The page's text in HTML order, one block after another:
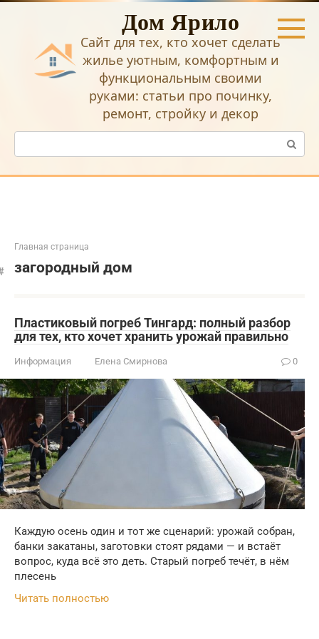
Перейти
Дом Ярило
Сайт для тех, кто хочет сделать
жилье уютным, комфортным и
функциональным своими
руками: статьи про починку,
ремонт, стройку и декор
Поиск:
Главная страница
загородный дом
Пластиковый погреб Тингард: полный разбор
для тех, кто хочет хранить урожай правильно
Информация Елена Смирнова 0
Каждую осень один и тот же сценарий: урожай собран,
банки закатаны, заготовки стоят рядами — и встаёт
вопрос, куда всё это деть. Старый погреб течёт, в нём
плесень
Читать полностью